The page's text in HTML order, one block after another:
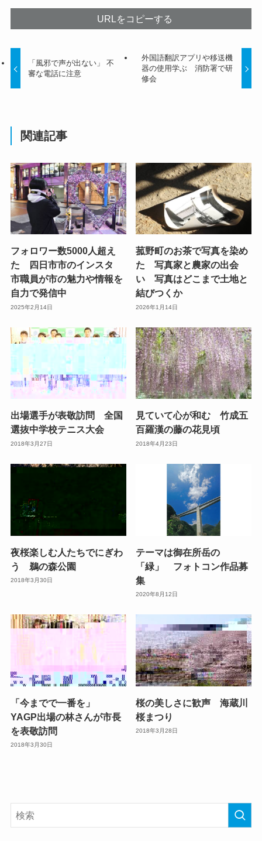
URLをコピーする
「風邪で声が出ない」 不
審な電話に注意
外国語翻訳アプリや移送機
器の使用学ぶ 消防署で研
修会
関連記事
フォロワー数5000人超え
た 四日市市のインスタ
市職員が市の魅力や情報を
自力で発信中
2025年2月14日
菰野町のお茶で写真を染め
た 写真家と農家の出会
い 写真はどこまで土地と
結びつくか
2026年1月14日
出場選手が表敬訪問 全国
選抜中学校テニス大会
2018年3月27日
見ていて心が和む 竹成五
百羅漢の藤の花見頃
2018年4月23日
夜桜楽しむ人たちでにぎわ
う 鵜の森公園
2018年3月30日
テーマは御在所岳の
「緑」 フォトコン作品募
集
2020年8月12日
「今までで一番を」
YAGP出場の林さんが市長
を表敬訪問
2018年3月30日
桜の美しさに歓声 海蔵川
桜まつり
2018年3月28日